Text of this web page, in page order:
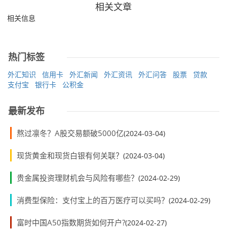
相关文章
无相关信息
热门标签
外汇知识 信用卡 外汇新闻 外汇资讯 外汇问答 股票
贷款
支付宝
银行卡 公积金
最新发布
熬过凛冬？A股交易额破5000亿(2024-03-04)
现货黄金和现货白银有何关联？ (2024-03-04)
贵金属投资理财机会与风险有哪些？ (2024-02-29)
消费型保险：支付宝上的百万医疗可以买吗？ (2024-02-29)
富时中国A50指数期货如何开户?(2024-02-27)